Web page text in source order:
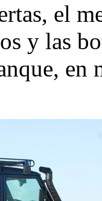
el
y las
en